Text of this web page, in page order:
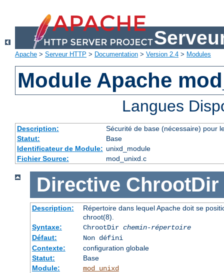
Apache > Serveur HTTP > Documentation > Version 2.4 > Modules
Module Apache
Langues
Description:
Sécurité de base (nécessaire) pour
Statut:
Base
Identificateur de Module: unixd_module
Fichier Source:
mod_unixd.c
Directive ChrootDir
Description:
Répertoire dans lequel Apache doit se
chroot(8).
Syntaxe:
ChrootDir chemin-répertoire
Défaut:
Non défini
Contexte:
configuration globale
Statut:
Base
Module:
mod_unixd